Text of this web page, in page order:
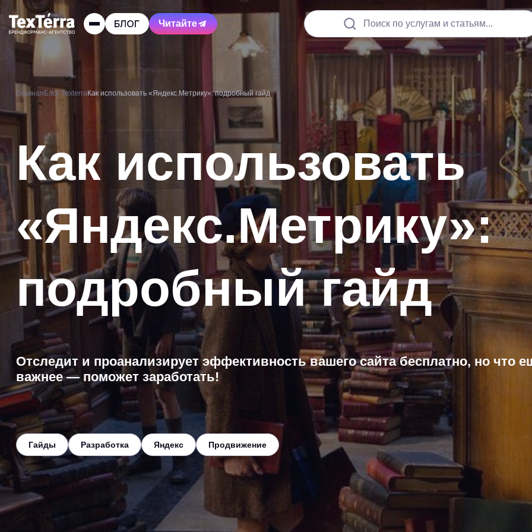
Читайте Поиск по услугам и статьям...
Главная Блог TexterraКак использовать «Яндекс.Метрику»: подробный гайд
Как использовать
«Яндекс.Метрику»:
подробный гайд
Отследит и проанализирует эффективность вашего сайта бесплатно, но что
важнее — поможет заработать!
Гайды Разработка Яндекс Продвижение